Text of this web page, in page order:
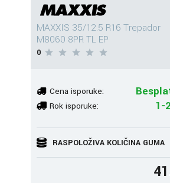
MAXXIS 35/12.5 R16 Trepador
M8060 8PR TL EP
0
Cena isporuke:
Rok isporuke: 1-
RASPOLOŽIVA KOLIČINA GUMA